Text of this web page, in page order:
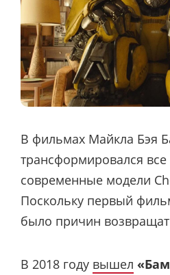
В фильмах Майкла Бэя
трансформировался
современные модели
Поскольку первый
было причин
В 2018 году вышел